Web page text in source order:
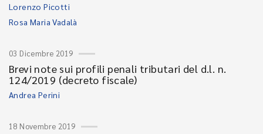
Lorenzo Picotti
Rosa Maria Vadalà
03 Dicembre 2019
Brevi note sui profili penali tributari del d.l. n.
124/2019 (decreto fiscale)
Andrea Perini
18 Novembre 2019